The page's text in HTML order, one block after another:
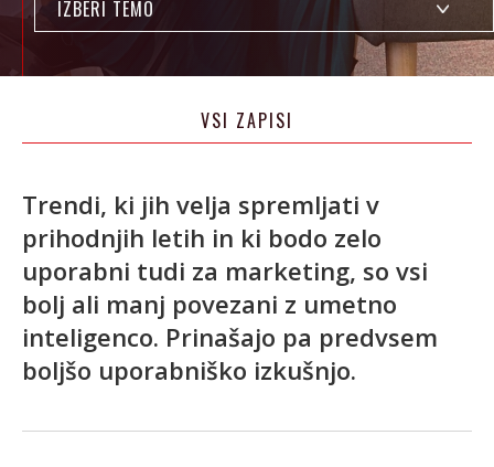
IZBERI TEMO
VSI ZAPISI
Trendi, ki jih velja spremljati v
prihodnjih letih in ki bodo zelo
uporabni tudi za marketing, so vsi
bolj ali manj povezani z umetno
inteligenco. Prinašajo pa predvsem
boljšo uporabniško izkušnjo.